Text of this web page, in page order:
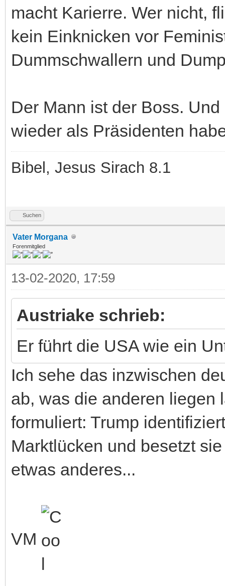
macht Karierre. Wer nicht,
kein Einknicken vor
Dummschwallern und
Der Mann ist der Boss.
wieder als Präsidenten
Bibel, Jesus Sirach 8.1
Suchen
Vater Morgana
Forenmitglied
13-02-2020, 17:59
Austriake schrieb:
Er führt die USA wie ein
Ich sehe das inzwischen
ab, was die anderen liegen
formuliert: Trump
Marktlücken und besetzt
etwas anderes...
VM